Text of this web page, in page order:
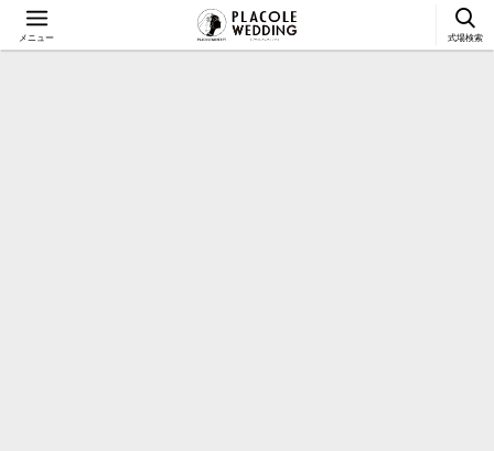
メニュー 式場検索